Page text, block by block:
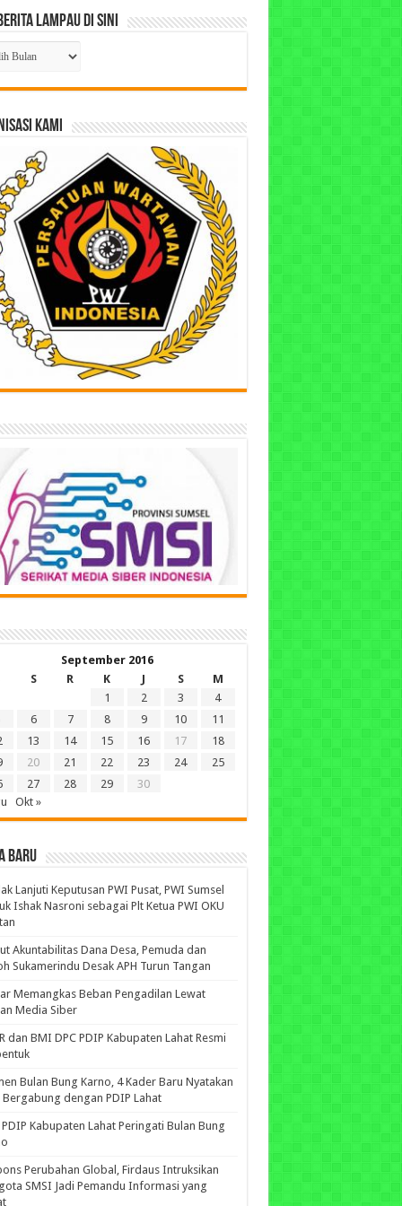
Lampau di Sini
KAMI
September 2016
S R K J S
M
1
2 3
4
6 7 8 9 10
11
13 14 15 16 17
18
20 21 22 23 24
25
27 28 29
30
Okt »
BARU
Lanjuti Keputusan PWI Pusat, PWI Sumsel
Ishak Nasroni sebagai Plt Ketua PWI OKU
Akuntabilitas Dana Desa, Pemuda dan
Sukamerindu Desak APH Turun Tangan
Memangkas Beban Pengadilan Lewat
Media Siber
dan BMI DPC PDIP Kabupaten Lahat Resmi
Bulan Bung Karno, 4 Kader Baru Nyatakan
Bergabung dengan PDIP Lahat
PDIP Kabupaten Lahat Peringati Bulan Bung
Perubahan Global, Firdaus Intruksikan
SMSI Jadi Pemandu Informasi yang